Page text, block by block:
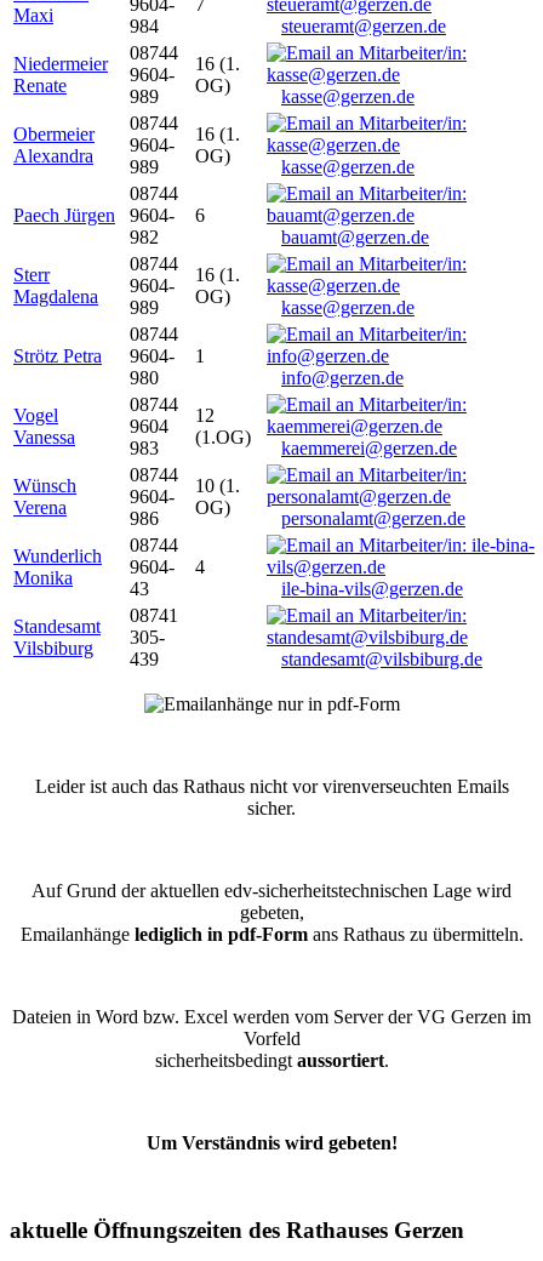
Maxi
984
steueramt@gerzen.de
Niedermeier
Renate
08744
9604-
989
16 (1.
OG)
kasse@gerzen.de
Obermeier
Alexandra
08744
9604-
989
16 (1.
OG)
kasse@gerzen.de
Paech Jürgen
08744
9604-
982
6
bauamt@gerzen.de
Sterr
Magdalena
08744
9604-
989
16 (1.
OG)
kasse@gerzen.de
Strötz Petra
08744
9604-
980
1
info@gerzen.de
Vogel
Vanessa
08744
9604
983
12
(1.OG)
kaemmerei@gerzen.de
Wünsch
Verena
08744
9604-
986
10 (1.
OG)
personalamt@gerzen.de
Wunderlich
Monika
08744
9604-
43
4
ile-bina-vils@gerzen.de
Standesamt
Vilsbiburg
08741
305-
439
standesamt@vilsbiburg.de
Leider ist auch das Rathaus nicht vor virenverseuchten Emails
sicher.
Auf Grund der aktuellen edv-sicherheitstechnischen Lage wird
gebeten,
Emailanhänge lediglich in pdf-Formans Rathaus zu übermitteln.
Dateien in Word bzw. Excel werden vom Server der VG Gerzen im
Vorfeld
sicherheitsbedingt aussortiert.
Um Verständnis wird gebeten!
aktuelle Öffnungszeiten des Rathauses Gerzen